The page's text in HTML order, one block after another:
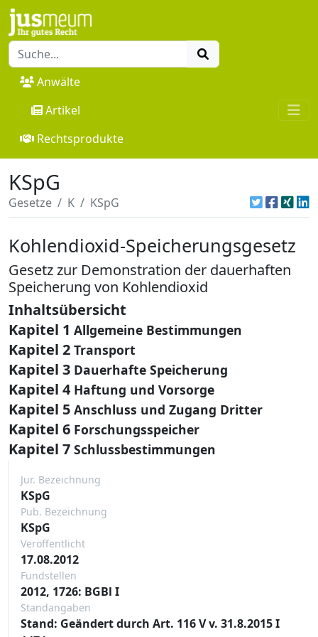
Anwälte
Artikel
Rechtsprodukte
KSpG
Gesetze K KSpG
Kohlendioxid-Speicherungsgesetz
Gesetz zur Demonstration der dauerhaften
Speicherung von Kohlendioxid
Inhaltsübersicht
Kapitel 1 Allgemeine Bestimmungen
Kapitel 2 Transport
Kapitel 3 Dauerhafte Speicherung
Kapitel 4 Haftung und Vorsorge
Kapitel 5 Anschluss und Zugang Dritter
Kapitel 6 Forschungsspeicher
Kapitel 7 Schlussbestimmungen
Jur. Bezeichnung
KSpG
Pub. Bezeichnung
KSpG
Veröffentlicht
17.08.2012
Fundstellen
2012, 1726: BGBl I
Standangaben
Stand: Geändert durch Art. 116 V v. 31.8.2015 I